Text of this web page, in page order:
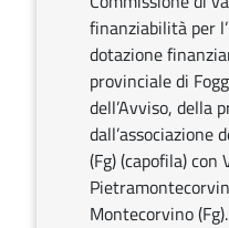
finanziabilità per
dotazione
provinciale di
dell’Avviso, della
dall’associazione
(Fg) (capofila) con
Montecorvino (Fg).